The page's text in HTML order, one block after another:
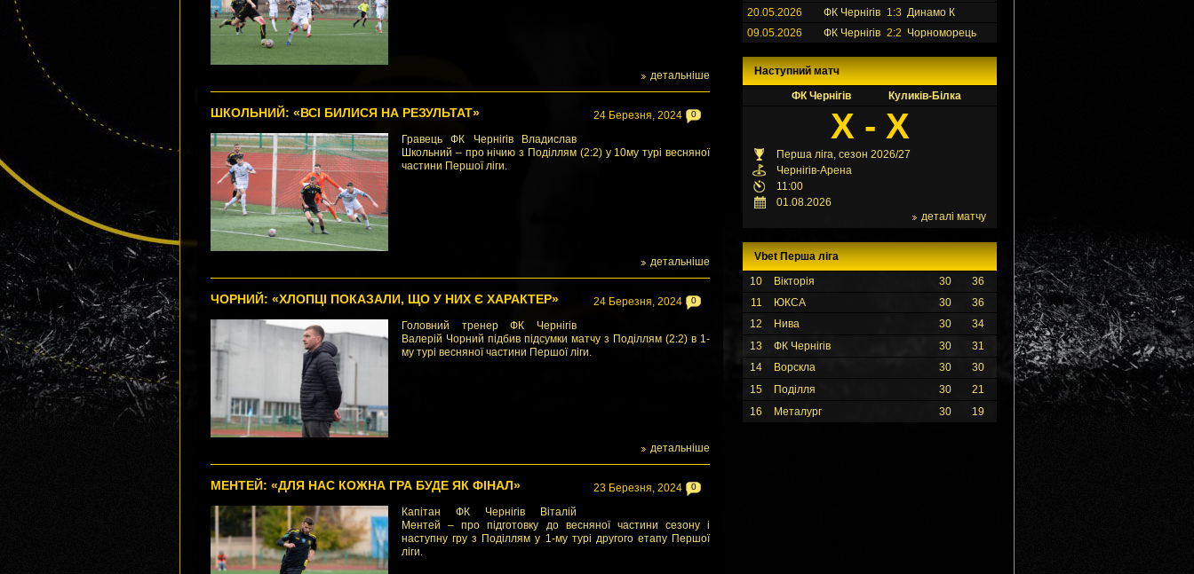
детальніше
0
24 Березня, 2024
ШКОЛЬНИЙ: «ВСІ БИЛИСЯ НА РЕЗУЛЬТАТ»
Гравець ФК Чернігів Владислав
Школьний – про нічию з Поділлям (2:2) у 10му турі весняної
частини Першої ліги.
детальніше
0
24 Березня, 2024
ЧОРНИЙ: «ХЛОПЦІ ПОКАЗАЛИ, ЩО У НИХ Є ХАРАКТЕР»
Головний тренер ФК Чернігів
Валерій Чорний підбив підсумки матчу з Поділлям (2:2) в 1-
му турі весняної частини Першої ліги.
детальніше
0
23 Березня, 2024
МЕНТЕЙ: «ДЛЯ НАС КОЖНА ГРА БУДЕ ЯК ФІНАЛ»
Капітан ФК Чернігів Віталій
Ментей – про підготовку до весняної частини сезону і
наступну гру з Поділлям у 1-му турі другого етапу Першої
ліги.
20.05.2026
ФК Чернігів 1:3 Динамо К
09.05.2026
ФК Чернігів 2:2 Чорноморець
Наступний матч
ФК Чернігів
Куликів-Білка
X - X
Перша ліга, сезон 2026/27
Чернігів-Арена
11:00
01.08.2026
деталі матчу
Vbet Перша ліга
10
Вікторія 30
36
11
ЮКСА 30
36
12
Нива 30
34
13
ФК Чернігів 30
31
14
Ворскла 30
30
15
Поділля 30
21
16
Металург 30 19